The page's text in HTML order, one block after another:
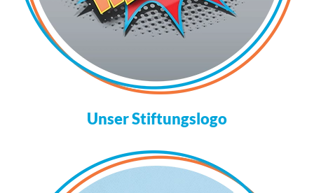
Unser Stiftungslogo